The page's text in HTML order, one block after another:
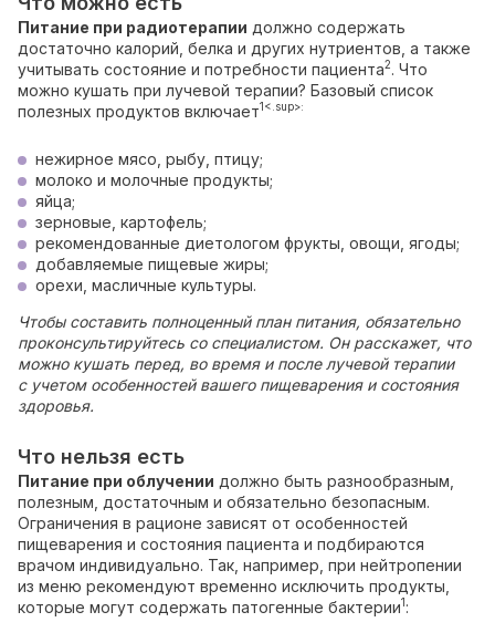
Питание при радиотерапии должно содержать
достаточно калорий, белка и других нутриентов, а также
учитывать состояние и потребности пациента2. Что
можно кушать при лучевой терапии? Базовый список
полезных продуктов включает1<.sup>:
нежирное мясо, рыбу, птицу;
молоко и молочные продукты;
яйца;
зерновые, картофель;
рекомендованные диетологом фрукты, овощи, ягоды;
добавляемые пищевые жиры;
орехи, масличные культуры.
Чтобы составить полноценный план питания, обязательно
проконсультируйтесь со специалистом. Он расскажет, что
можно кушать перед, во время и после лучевой терапии
с учетом особенностей вашего пищеварения и состояния
здоровья.
Что нельзя есть
Питание при облучении должно быть разнообразным,
полезным, достаточным и обязательно безопасным.
Ограничения в рационе зависят от особенностей
пищеварения и состояния пациента и подбираются
врачом индивидуально. Так, например, при нейтропении
из меню рекомендуют временно исключить продукты,
которые могут содержать патогенные бактерии1 :